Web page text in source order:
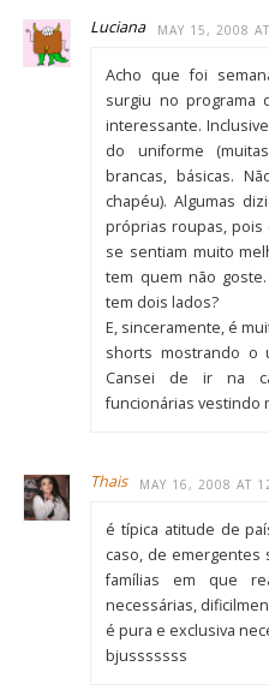
Luciana MAY 15, 2008
Acho que foi
surgiu no programa
interessante.
do uniforme
brancas, básicas.
chapéu). Algumas
próprias roupas, pois
se sentiam muito
tem quem não
tem dois lados?
E, sinceramente, é
shorts mostrando o
Cansei de ir na
funcionárias vestindo
Thais MAY 16, 2008 AT
é típica atitude de
caso, de emergentes
famílias em que
necessárias,
é pura e exclusiva
bjusssssss